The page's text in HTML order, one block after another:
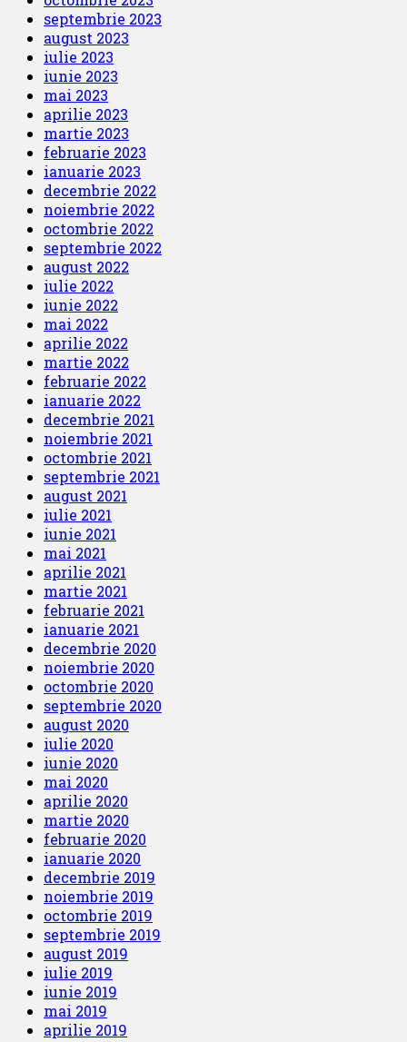
septembrie 2023
august 2023
iulie 2023
iunie 2023
mai 2023
aprilie 2023
martie 2023
februarie 2023
ianuarie 2023
decembrie 2022
noiembrie 2022
octombrie 2022
septembrie 2022
august 2022
iulie 2022
iunie 2022
mai 2022
aprilie 2022
martie 2022
februarie 2022
ianuarie 2022
decembrie 2021
noiembrie 2021
octombrie 2021
septembrie 2021
august 2021
iulie 2021
iunie 2021
mai 2021
aprilie 2021
martie 2021
februarie 2021
ianuarie 2021
decembrie 2020
noiembrie 2020
octombrie 2020
septembrie 2020
august 2020
iulie 2020
iunie 2020
mai 2020
aprilie 2020
martie 2020
februarie 2020
ianuarie 2020
decembrie 2019
noiembrie 2019
octombrie 2019
septembrie 2019
august 2019
iulie 2019
iunie 2019
mai 2019
aprilie 2019